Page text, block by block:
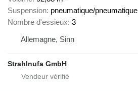
Suspension pneumatique/pneumatique
Nombre d'essieux 3
Allemagne, Sinn
Strahlnufa GmbH